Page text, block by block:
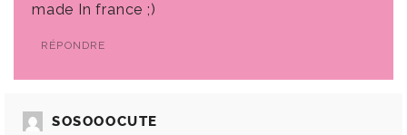
made In france ;)
RÉPONDRE
SOSOOOCUTE